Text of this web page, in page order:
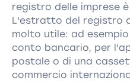
registro delle imprese
L'estratto del registro
molto utile: ad
conto bancario, per
postale o di una
commercio